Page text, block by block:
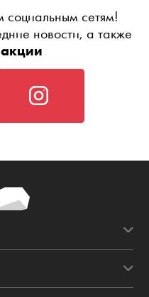
сетям!
новости, а также